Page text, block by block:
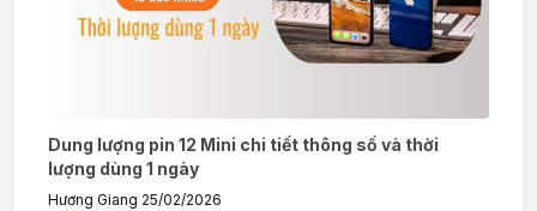
Dung lượng pin 12 Mini chi tiết thông số và thời
lượng dùng 1 ngày
Hương Giang 25/02/2026